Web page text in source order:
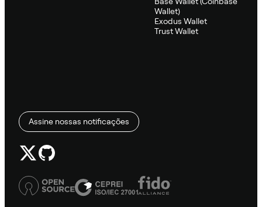
Wallet)
Exodus Wallet
Trust Wallet
Assine nossas notificações